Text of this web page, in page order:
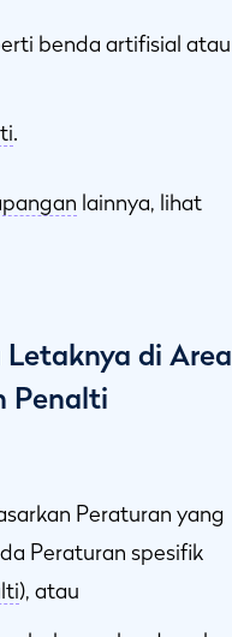
benda artifisial atau
.
lainnya, lihat
di Area
Penalti
Peraturan yang
Peraturan spesifik
), atau